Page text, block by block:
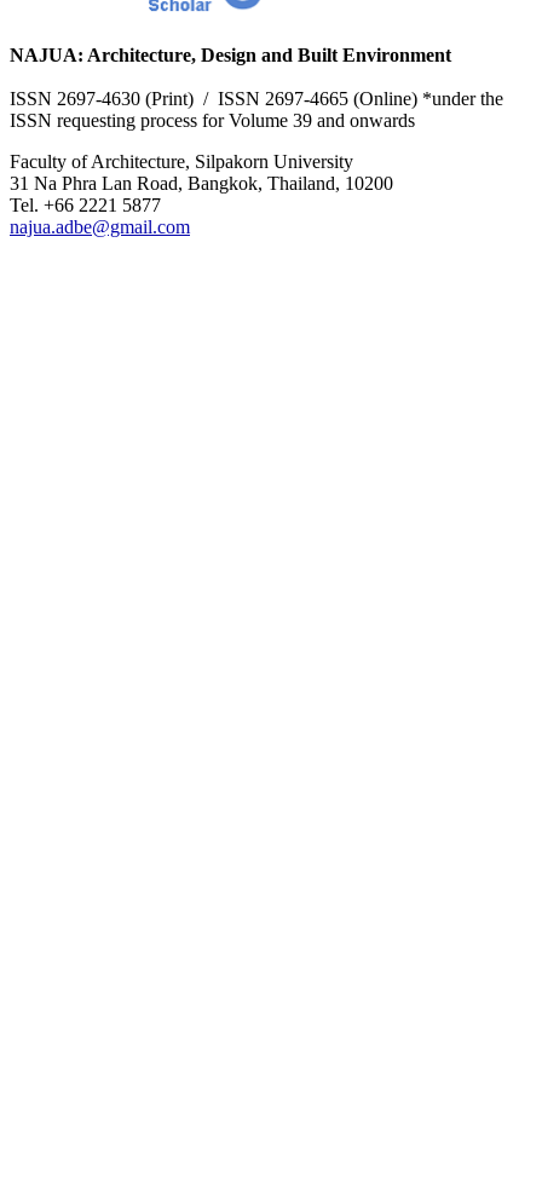
NAJUA: Architecture, Design and Built Environment
ISSN 2697-4630 (Print) / ISSN 2697-4665 (Online) *under the
ISSN requesting process for Volume 39 and onwards
Faculty of Architecture, Silpakorn University
31 Na Phra Lan Road, Bangkok, Thailand, 10200
Tel. +66 2221 5877
najua.adbe@gmail.com